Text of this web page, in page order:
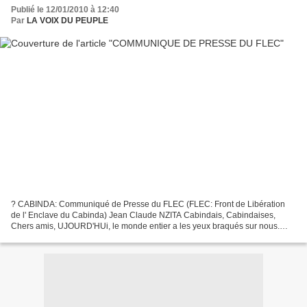
Publié le 12/01/2010 à 12:40
Par LA VOIX DU PEUPLE
? CABINDA: Communiqué de Presse du FLEC (FLEC: Front de Libération
de l' Enclave du Cabinda) Jean Claude NZITA Cabindais, Cabindaises,
Chers amis, UJOURD'HUi, le monde entier a les yeux braqués sur nous.